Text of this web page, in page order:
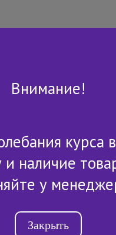
Политики
(843) 2-507-607
Внимание!
курса
и наличие
у
Закрыть